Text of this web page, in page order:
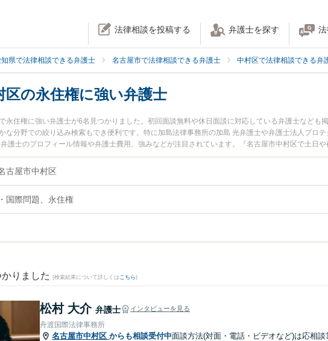
法律相談を投稿する 弁護士を探す
県で法律相談できる弁護士 名古屋市で法律相談できる弁護士 中村区で法律相談できる弁
区の永住権に強い弁護士
永住権に強い弁護士が6名見つかりました。初回面談無料や休日面談に対応している弁護士なども
な分野での絞り込み検索もでき便利です。特に加島法律事務所の加島 光弁護士や弁護士法人プロ
護士のプロフィール情報や弁護士費用、強みなどが注目されています。『名古屋市中村区で土日
トラブル解決の実績豊富な近くの弁護士を検索したい』『初回相談無料で永住権を法律相談でき
すめです。
古屋市中村区
国際問題、永住権
りました (検索結果について詳しくは こちら)
松村 大介 弁護士 インタビューを見る
舟渡国際法律事務所
名古屋市中村区 からも相談受付中面談方法(対面・電話・ビデオなど)は応相談